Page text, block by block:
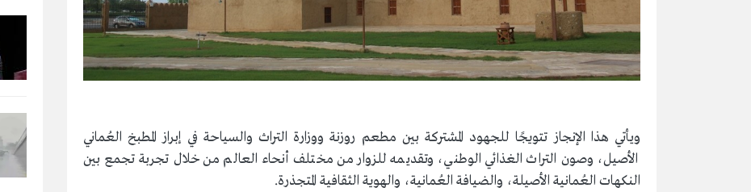
ويأتي هذا الإنجاز تتويجًا للجهود المشتركة بين مطعم روزنة ووزارة التراث والسياحة في إبراز المطبخ العُماني
الأصيل، وصون التراث الغذائي الوطني، وتقديمه للزوار من مختلف أنحاء العالم من خلال تجربة تجمع بين
النكهات العُمانية الأصيلة، والضيافة العُمانية، والهوية الثقافية المتجذرة.